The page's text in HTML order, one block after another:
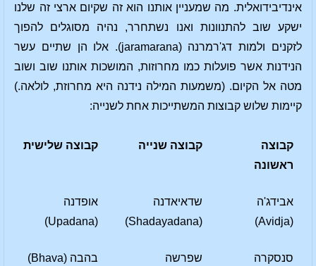
אינדיבידואלית. מה שמעניין אותנו הוא זה שקיום ארצי זה שלנו
ישקע שוב להתנוונות ואנו נשתחרר, נהיה מסוגלים להפוך
לזקנים ולמות דג'רמרנה (jaramarana). אלו הן שתיים עשר
הנידנות אשר פועלות כמו מחרוזות, המושכות אותנו שוב ושוב
מטה אל הקיום. (משמעות המילה נידנה היא מחרוזת, לולאה.)
קיימות שלוש קבוצות המשתייכות אחת לשנייה:
קבוצה
ראשונה
קבוצה שנייה קבוצה שלישית
אבידג'ה
(Avidja)
שדאיאדנה
(Shadayadana)
אופדנה
(Upadana)
סנסקרה
שפרשה
בהבה (Bhava)